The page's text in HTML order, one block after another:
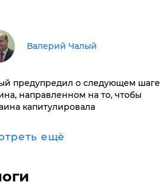
Валерий Чалый
предупредил о следующем шаге
направленном на то, чтобы
капитулировала
ещё